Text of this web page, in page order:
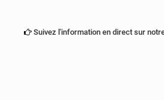
Suivez l'information en direct sur